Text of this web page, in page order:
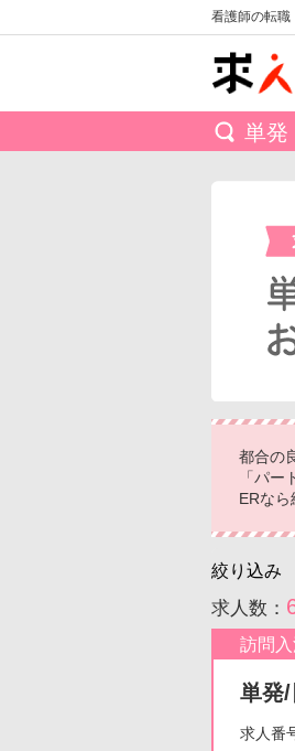
看護師の転職
単発
都合の
「パ
ERな
絞り込み
求人数：
訪問
単発
求人番